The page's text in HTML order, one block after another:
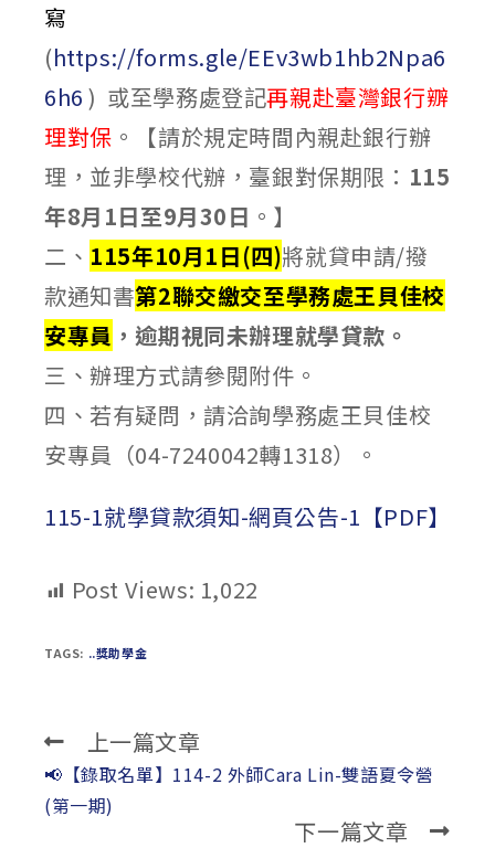
寫
(https://forms.gle/EEv3wb1hb2Npa6
6h6 ) 或至學務處登記再親赴臺灣銀行辧
理對保 。【請於規定時間內親赴銀行辦
理，並非學校代辦，臺銀對保期限： 115
年8月1日至9月30日 。】
二、 115年10月1日(四)將就貸申請/撥
款通知書第2聯交繳交至學務處王貝佳校
安專員 ，逾期視同未辦理就學貸款。
三、辦理方式請參閱附件。
四、若有疑問，請洽詢學務處王貝佳校
安專員（04-7240042轉1318）。
115-1就學貸款須知-網頁公告-1【PDF】
Post Views: 1,022
TAGS: ..獎助學金
Read
more
articles
上一篇文章
📢【錄取名單】114-2 外師Cara Lin-雙語夏令營
(第一期)
下一篇文章